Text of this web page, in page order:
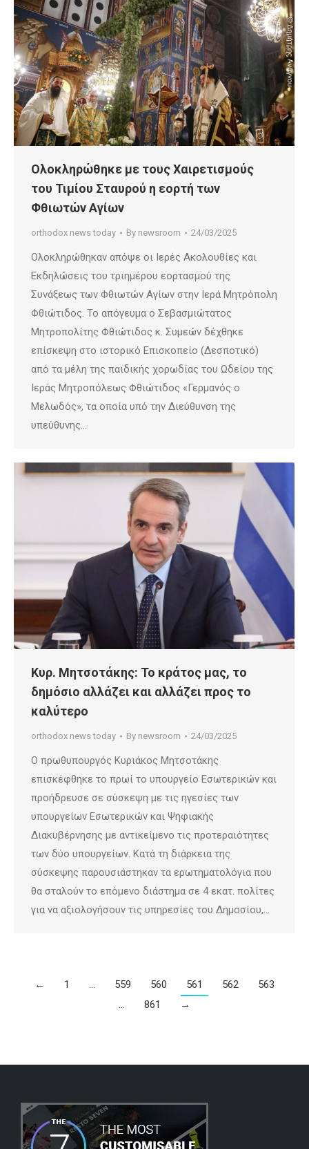
Ολοκληρώθηκε με τους Χαιρετισμούς
του Τιμίου Σταυρού η εορτή των
Φθιωτών Αγίων
orthodox news today By newsroom 24/03/2025
Ολοκληρώθηκαν απόψε οι Ιερές Ακολουθίες και
Εκδηλώσεις του τριημέρου εορτασμού της
Συνάξεως των Φθιωτών Αγίων στην Ιερά Μητρόπολη
Φθιώτιδος. Το απόγευμα ο Σεβασμιώτατος
Μητροπολίτης Φθιώτιδος κ. Συμεών δέχθηκε
επίσκεψη στο ιστορικό Επισκοπείο (Δεσποτικό)
από τα μέλη της παιδικής χορωδίας του Ωδείου της
Ιεράς Μητροπόλεως Φθιώτιδος «Γερμανός ο
Μελωδός», τα οποία υπό την Διεύθυνση της
υπεύθυνης…
Κυρ. Μητσοτάκης: Το κράτος μας, το
δημόσιο αλλάζει και αλλάζει προς το
καλύτερο
orthodox news today By newsroom 24/03/2025
Ο πρωθυπουργός Κυριάκος Μητσοτάκης
επισκέφθηκε το πρωί το υπουργείο Εσωτερικών και
προήδρευσε σε σύσκεψη με τις ηγεσίες των
υπουργείων Εσωτερικών και Ψηφιακής
Διακυβέρνησης με αντικείμενο τις προτεραιότητες
των δύο υπουργείων. Κατά τη διάρκεια της
σύσκεψης παρουσιάστηκαν τα ερωτηματολόγια που
θα σταλούν το επόμενο διάστημα σε 4 εκατ. πολίτες
για να αξιολογήσουν τις υπηρεσίες του Δημοσίου,…
← 1 … 559 560 561 562
563
…
861 →